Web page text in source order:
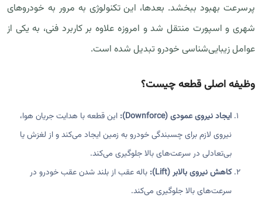
پرسرعت بهبود ببخشد. بعدها، این تکنولوژی به مرور به خودروهای
شهری و اسپورت منتقل شد و امروزه علاوه بر کاربرد فنی، به یکی از
عوامل زیبایی‌شناسی خودرو تبدیل شده است.
وظیفه اصلی قطعه چیست؟
ایجاد نیروی عمودی (Downforce):
این قطعه با هدایت جریان هوا،
نیروی لازم برای چسبندگی خودرو به زمین ایجاد می‌کند و از لغزش یا
بی‌تعادلی در سرعت‌های بالا جلوگیری می‌کند.
کاهش نیروی بالابر (Lift):
باله عقب از بلند شدن عقب خودرو در
سرعت‌های بالا جلوگیری می‌کند.